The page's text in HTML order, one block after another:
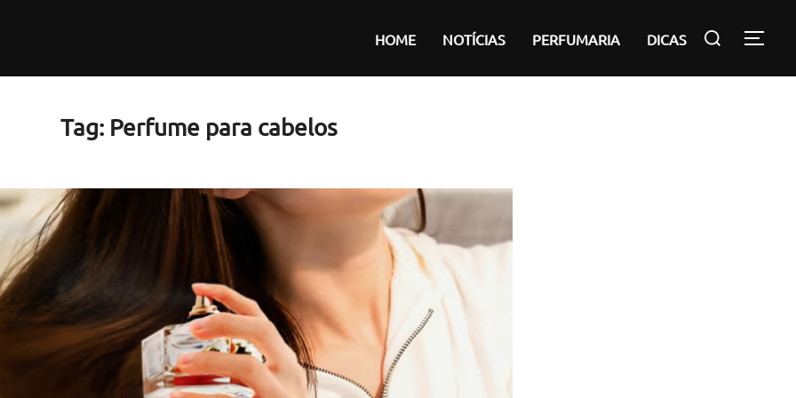
HOME NOTÍCIAS PERFUMARIA DICAS
Pesquisar
Tag: Perfume para cabelos